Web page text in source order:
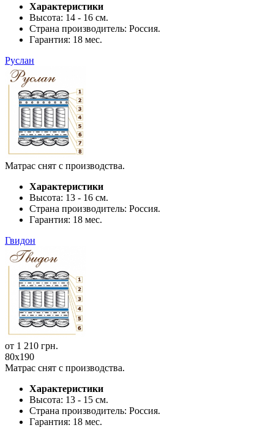
Характеристики
Высота: 14 - 16 см.
Страна производитель: Россия.
Гарантия: 18 мес.
Руслан
Матрас снят с производства.
Характеристики
Высота: 13 - 16 см.
Страна производитель: Россия.
Гарантия: 18 мес.
Гвидон
от 1 210 грн.
80x190
Матрас снят с производства.
Характеристики
Высота: 13 - 15 см.
Страна производитель: Россия.
Гарантия: 18 мес.